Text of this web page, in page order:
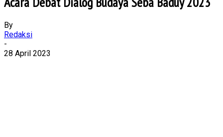
By
Redaksi
-
28 April 2023